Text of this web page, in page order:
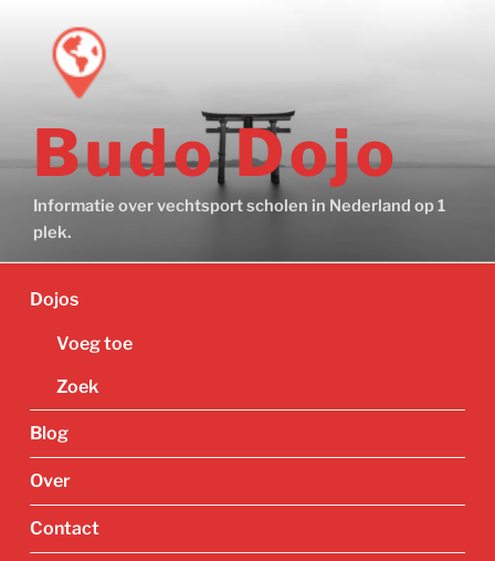
Budo Dojo
Informatie over vechtsport scholen in Nederland op 1
plek.
Dojos
Voeg toe
Zoek
Blog
Over
Contact